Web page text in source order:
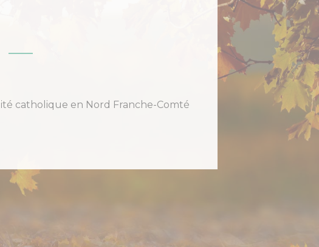
catholique en Nord Franche-Comté